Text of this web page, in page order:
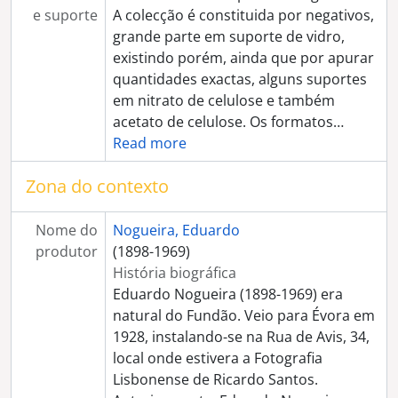
[Série] Fábrica de cortiça de Artur Ferreira
[Série] Fábrica do Fomento Eborense
[Série] Central de camionetas
[Série] Stand Eborense Lda.
[Série] Stand da Citroen
[Série] Babel Automobilista
[Série] Adubos Sapec
[Série] Stand oficina "A Comercial de Évora"
[Série] Loja Singer
[Série] Sociedade Harmonia Eborense
[Série] Salão Central Eborense
[Série] Firma de António Capucho Lda.
[Série] Loja e oficina de Archiminio Caeiro
[Série] Consultório do Dr. Manoel José Lourenço
[Série] Colégio D. Nuno Álvares Pereira
[Série] Café Camões
[Série] Escola do Magistério Primário
e suporte
A colecção é constituida por negativos,
grande parte em suporte de vidro,
existindo porém, ainda que por apurar
quantidades exactas, alguns suportes
em nitrato de celulose e também
acetato de celulose. Os formatos…
Read more
Zona do contexto
Nome do
produtor
Nogueira, Eduardo
(1898-1969)
História biográfica
Eduardo Nogueira (1898-1969) era
natural do Fundão. Veio para Évora em
1928, instalando-se na Rua de Avis, 34,
local onde estivera a Fotografia
Lisbonense de Ricardo Santos.